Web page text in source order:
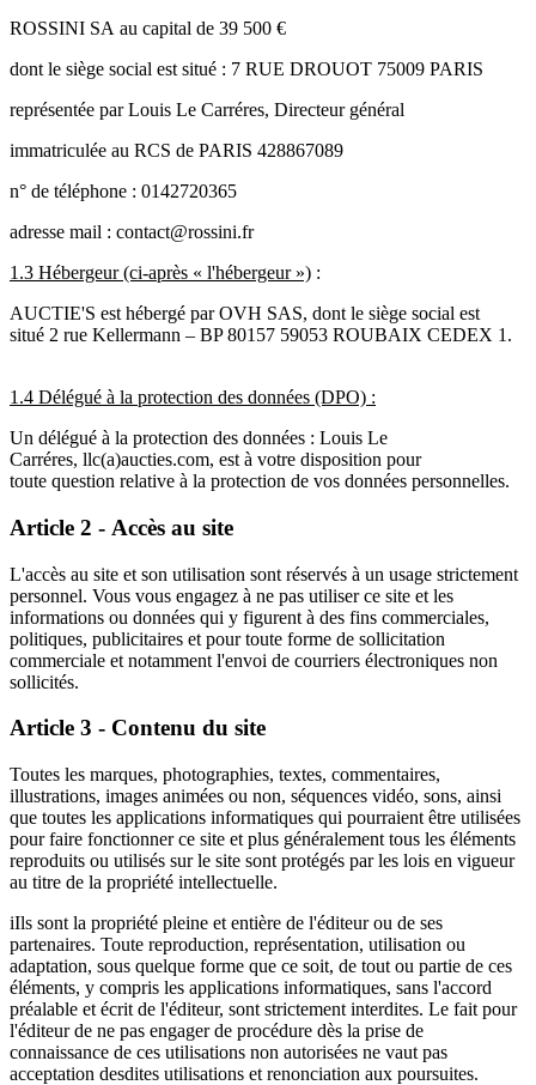
ROSSINI SA au capital de 39 500 €
dont le siège social est situé : 7 RUE DROUOT 75009 PARIS
représentée par Louis Le Carréres, Directeur général
immatriculée au RCS de PARIS 428867089
n° de téléphone : 0142720365
adresse mail : contact@rossini.fr
1.3 Hébergeur (ci-après « l'hébergeur ») :
AUCTIE'S est hébergé par OVH SAS, dont le siège social est
situé 2 rue Kellermann – BP 80157 59053 ROUBAIX CEDEX 1.
1.4 Délégué à la protection des données (DPO) :
Un délégué à la protection des données : Louis Le
Carréres, llc(a)aucties.com, est à votre disposition pour
toute question relative à la protection de vos données personnelles.
Article 2 - Accès au site
L'accès au site et son utilisation sont réservés à un usage strictement
personnel. Vous vous engagez à ne pas utiliser ce site et les
informations ou données qui y figurent à des fins commerciales,
politiques, publicitaires et pour toute forme de sollicitation
commerciale et notamment l'envoi de courriers électroniques non
sollicités.
Article 3 - Contenu du site
Toutes les marques, photographies, textes, commentaires,
illustrations, images animées ou non, séquences vidéo, sons, ainsi
que toutes les applications informatiques qui pourraient être utilisées
pour faire fonctionner ce site et plus généralement tous les éléments
reproduits ou utilisés sur le site sont protégés par les lois en vigueur
au titre de la propriété intellectuelle.
iIls sont la propriété pleine et entière de l'éditeur ou de ses
partenaires. Toute reproduction, représentation, utilisation ou
adaptation, sous quelque forme que ce soit, de tout ou partie de ces
éléments, y compris les applications informatiques, sans l'accord
préalable et écrit de l'éditeur, sont strictement interdites. Le fait pour
l'éditeur de ne pas engager de procédure dès la prise de
connaissance de ces utilisations non autorisées ne vaut pas
acceptation desdites utilisations et renonciation aux poursuites.